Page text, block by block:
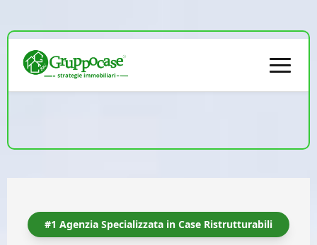
Scegli il Tuo Percorso
Conoscici
#1 Agenzia Specializzata in Case Ristrutturabili